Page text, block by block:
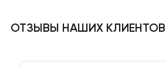
ОТЗЫВЫ НАШИХ КЛИЕНТОВ